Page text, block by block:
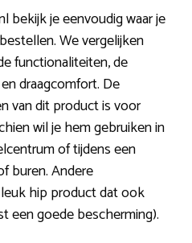
bekijk je eenvoudig waar je
We vergelijken
functionaliteiten, de
draagcomfort. De
van dit product is voor
wil je hem gebruiken in
of tijdens een
buren. Andere
hip product dat ook
een goede bescherming).